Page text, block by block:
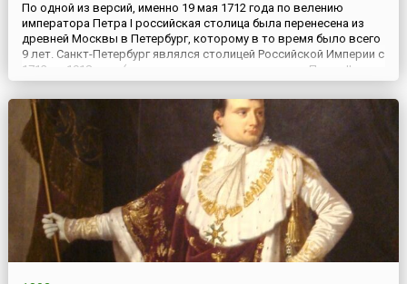
По одной из версий, именно 19 мая 1712 года по велению
императора Петра I российская столица была перенесена из
древней Москвы в Петербург, которому в то время было всего
9 лет. Санкт-Петербург являлся столицей Российской Империи с
1712 по 1918 года (за вычетом времени правления Петра II,
когда статус столицы ненадолго вернулся к Москве) и
резиденцией Российских императоров.С тех пор, как Моск...